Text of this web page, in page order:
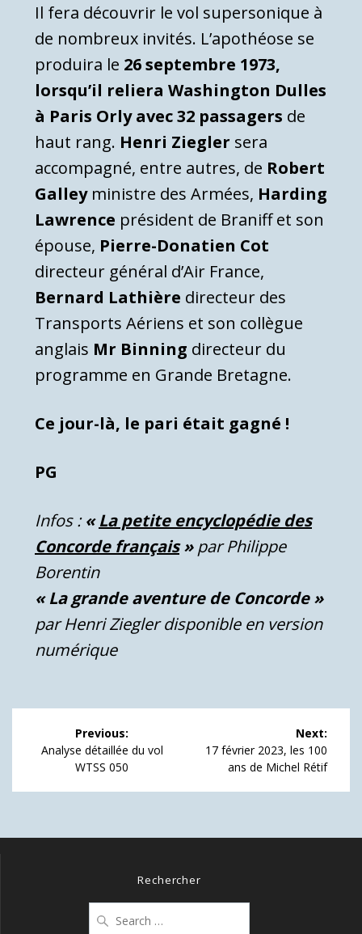
Il fera découvrir le vol supersonique à
de nombreux invités. L’apothéose se
produira le 26 septembre 1973,
lorsqu’il reliera Washington Dulles
à Paris Orly avec 32 passagers de
haut rang. Henri Ziegler sera
accompagné, entre autres, de Robert
Galleyministre des Armées, Harding
Lawrence président de Braniff et son
épouse, Pierre-Donatien Cot
directeur général d’Air France,
Bernard Lathière directeur des
Transports Aériens et son collègue
anglais Mr Binning directeur du
programme en Grande Bretagne.
Ce jour-là, le pari était gagné !
PG
Infos :«La petite encyclopédie des
Concorde français»par Philippe
Borentin
« La grande aventure de Concorde »
par Henri Ziegler disponible en version
numérique
Navigation
l’article
Previous:
Previous
Analyse détaillée du vol
WTSS 050
Next:
Next
post:
17 février 2023, les 100
ans de Michel Rétif
Rechercher
for: